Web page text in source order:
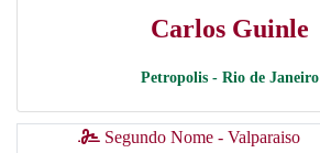
Carlos Guinle
Petropolis - Rio de Janeiro
Segundo Nome - Valparaiso